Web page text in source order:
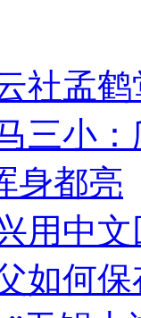
社孟
三小
身都亮
用中
如何